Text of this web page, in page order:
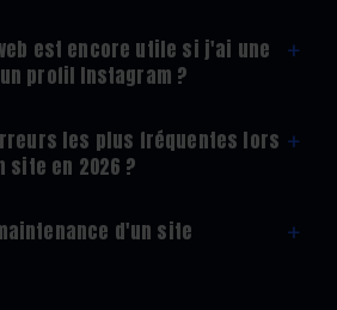
est encore utile si j'ai une
profil Instagram ?
+
les plus fréquentes lors
site en 2026 ?
+
d'un site
+